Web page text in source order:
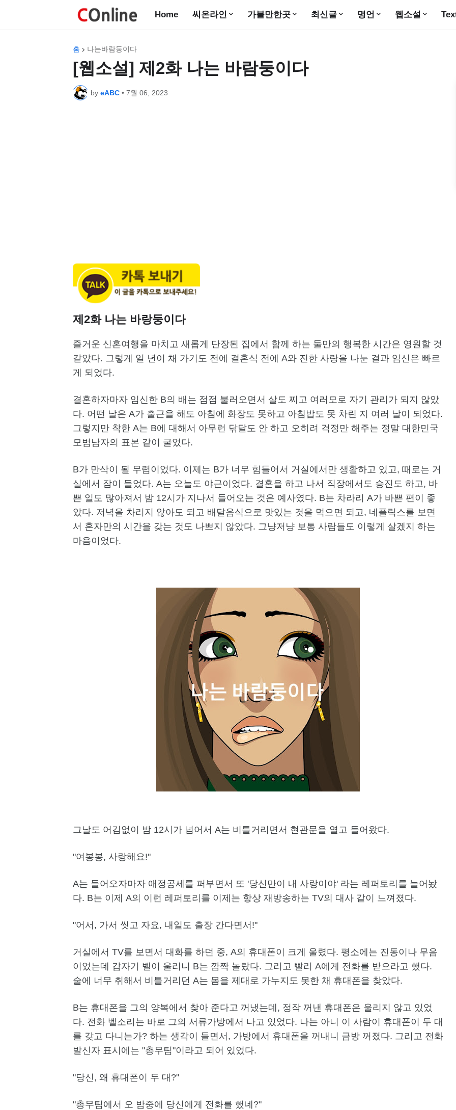
Home 씨온라인 가볼만한곳 최신글 명언 웹소설
홈 나는바람둥이다
[웹소설] 제2화 나는 바람둥이다
by eABC • 7월 06, 2023
제2화 나는 바랑둥이다
즐거운 신혼여행을 마치고 새롭게 단장된 집에서 함께 하는 둘만의 행복한 시간은 영원할 것
같았다. 그렇게 일 년이 채 가기도 전에 결혼식 전에 A와 진한 사랑을 나눈 결과 임신은 빠르
게 되었다.
결혼하자마자 임신한 B의 배는 점점 불러오면서 살도 찌고 여러모로 자기 관리가 되지 않았
다. 어떤 날은 A가 출근을 해도 아침에 화장도 못하고 아침밥도 못 차린 지 여러 날이 되었다.
그렇지만 착한 A는 B에 대해서 아무런 닦달도 안 하고 오히려 걱정만 해주는 정말 대한민국
모범남자의 표본 같이 굴었다.
B가 만삭이 될 무렵이었다. 이제는 B가 너무 힘들어서 거실에서만 생활하고 있고, 때로는 거
실에서 잠이 들었다. A는 오늘도 야근이었다. 결혼을 하고 나서 직장에서도 승진도 하고, 바
쁜 일도 많아져서 밤 12시가 지나서 들어오는 것은 예사였다. B는 차라리 A가 바쁜 편이 좋
았다. 저녁을 차리지 않아도 되고 배달음식으로 맛있는 것을 먹으면 되고, 네플릭스를 보면
서 혼자만의 시간을 갖는 것도 나쁘지 않았다. 그냥저냥 보통 사람들도 이렇게 살겠지 하는
마음이었다.
그날도 어김없이 밤 12시가 넘어서 A는 비틀거리면서 현관문을 열고 들어왔다.
"여봉봉, 사랑해요!"
A는 들어오자마자 애정공세를 퍼부면서 또 '당신만이 내 사랑이야' 라는 레퍼토리를 늘어놨
다. B는 이제 A의 이런 레퍼토리를 이제는 항상 재방송하는 TV의 대사 같이 느껴졌다.
"어서, 가서 씻고 자요, 내일도 출장 간다면서!"
거실에서 TV를 보면서 대화를 하던 중, A의 휴대폰이 크게 울렸다. 평소에는 진동이나 무음
이었는데 갑자기 벨이 울리니 B는 깜짝 놀랐다. 그리고 빨리 A에게 전화를 받으라고 했다.
술에 너무 취해서 비틀거리던 A는 몸을 제대로 가누지도 못한 채 휴대폰을 찾았다.
B는 휴대폰을 그의 양복에서 찾아 준다고 꺼냈는데, 정작 꺼낸 휴대폰은 울리지 않고 있었
다. 전화 벨소리는 바로 그의 서류가방에서 나고 있었다. 나는 아니 이 사람이 휴대폰이 두 대
를 갖고 다니는가? 하는 생각이 들면서, 가방에서 휴대폰을 꺼내니 금방 꺼졌다. 그리고 전화
발신자 표시에는 "총무팀"이라고 되어 있었다.
"당신, 왜 휴대폰이 두 대?"
"총무팀에서 오 밤중에 당신에게 전화를 했네?"